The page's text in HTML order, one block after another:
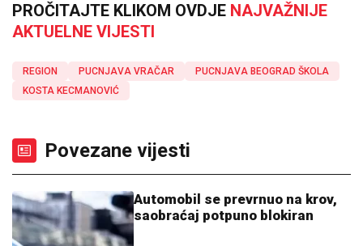
PROČITAJTE KLIKOM OVDJE NAJVAŽNIJE
AKTUELNE VIJESTI
REGION PUCNJAVA VRAČAR
PUCNJAVA BEOGRAD ŠKOLA
KOSTA KECMANOVIĆ
Povezane vijesti
Automobil se prevrnuo na krov,
saobraćaj potpuno blokiran